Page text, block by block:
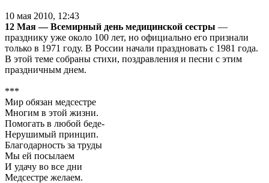
10 мая 2010, 12:43
12 Мая — Всемирный день медицинской сестры —
празднику уже около 100 лет, но официально его признали
только в 1971 году. В России начали праздновать с 1981 года.
В этой теме собраны стихи, поздравления и песни с этим
праздничным днем.
***
Мир обязан медсестре
Многим в этой жизни.
Помогать в любой беде-
Нерушимый принцип.
Благодарность за труды
Мы ей посылаем
И удачу во все дни
Медсестре желаем.